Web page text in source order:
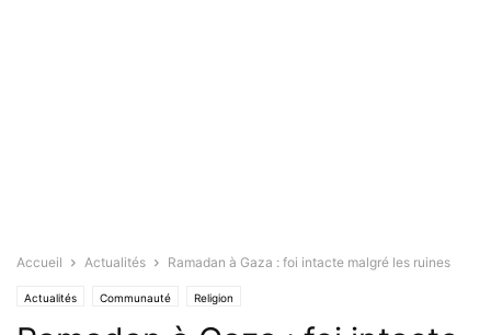
Accueil Actualités Ramadan à Gaza : foi intacte malgré les ruines
Actualités Communauté Religion